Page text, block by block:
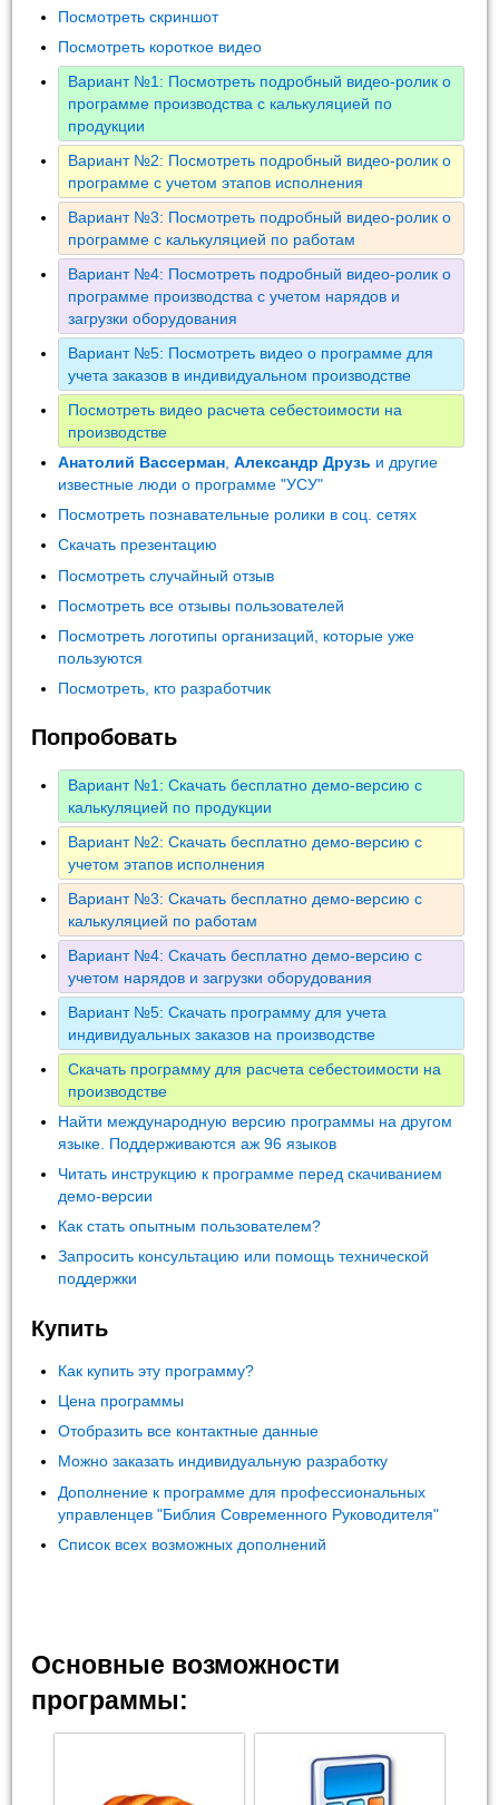
Посмотреть скриншот
Посмотреть короткое видео
Вариант №1: Посмотреть подробный видео-ролик о
программе производства с калькуляцией по
продукции
Вариант №2: Посмотреть подробный видео-ролик о
программе с учетом этапов исполнения
Вариант №3: Посмотреть подробный видео-ролик о
программе с калькуляцией по работам
Вариант №4: Посмотреть подробный видео-ролик о
программе производства с учетом нарядов и
загрузки оборудования
Вариант №5: Посмотреть видео о программе для
учета заказов в индивидуальном производстве
Посмотреть видео расчета себестоимости на
производстве
Анатолий Вассерман ,Александр Друзь и другие
известные люди о программе "УСУ"
Посмотреть познавательные ролики в соц. сетях
Скачать презентацию
Посмотреть случайный отзыв
Посмотреть все отзывы пользователей
Посмотреть логотипы организаций, которые уже
пользуются
Посмотреть, кто разработчик
Попробовать
Вариант №1: Скачать бесплатно демо-версию с
калькуляцией по продукции
Вариант №2: Скачать бесплатно демо-версию с
учетом этапов исполнения
Вариант №3: Скачать бесплатно демо-версию с
калькуляцией по работам
Вариант №4: Скачать бесплатно демо-версию с
учетом нарядов и загрузки оборудования
Вариант №5: Скачать программу для учета
индивидуальных заказов на производстве
Скачать программу для расчета себестоимости на
производстве
Найти международную версию программы на другом
языке. Поддерживаются аж 96 языков
Читать инструкцию к программе перед скачиванием
демо-версии
Как стать опытным пользователем?
Запросить консультацию или помощь технической
поддержки
Купить
Как купить эту программу?
Цена программы
Отобразить все контактные данные
Можно заказать индивидуальную разработку
Дополнение к программе для профессиональных
управленцев "Библия Современного Руководителя"
Список всех возможных дополнений
Основные возможности
программы: